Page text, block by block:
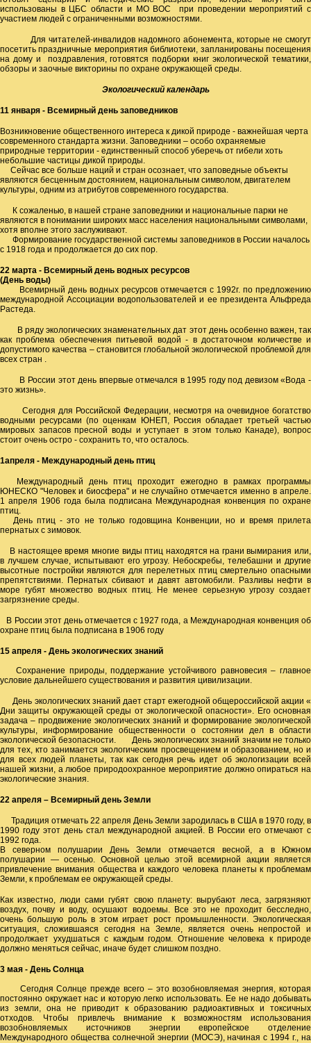
использованы в ЦБС области и МО ВОС при проведении мероприятий с
участием людей с ограниченными возможностями.
Для читателей-инвалидов надомного абонемента, которые не смогут
посетить праздничные мероприятия библиотеки, запланированы посещения
на дому и поздравления, готовятся подборки книг экологической тематики,
обзоры и заочные викторины по охране окружающей среды.
Экологический календарь
11 января - Всемирный день заповедников
Возникновение общественного интереса к дикой природе - важнейшая черта
современного стандарта жизни. Заповедники – особо охраняемые
природные территории - единственный способ уберечь от гибели хоть
небольшие частицы дикой природы.
Сейчас все больше наций и стран осознает, что заповедные объекты
являются бесценным достоянием, национальным символом, двигателем
культуры, одним из атрибутов современного государства.
К сожаленью, в нашей стране заповедники и национальные парки не
являются в понимании широких масс населения национальными символами,
хотя вполне этого заслуживают.
Формирование государственной системы заповедников в России началось
с 1918 года и продолжается до сих пор.
22 марта - Всемирный день водных ресурсов
(День воды)
Всемирный день водных ресурсов отмечается с 1992г. по предложению
международной Ассоциации водопользователей и ее президента Альфреда
Растеда.
В ряду экологических знаменательных дат этот день особенно важен, так
как проблема обеспечения питьевой водой - в достаточном количестве и
допустимого качества – становится глобальной экологической проблемой для
всех стран .
В России этот день впервые отмечался в 1995 году под девизом «Вода -
это жизнь».
Сегодня для Российской Федерации, несмотря на очевидное богатство
водными ресурсами (по оценкам ЮНЕП, Россия обладает третьей частью
мировых запасов пресной воды и уступает в этом только Канаде), вопрос
стоит очень остро - сохранить то, что осталось.
1апреля - Международный день птиц
Международный день птиц проходит ежегодно в рамках программы
ЮНЕСКО "Человек и биосфера" и не случайно отмечается именно в апреле.
1 апреля 1906 года была подписана Международная конвенция по охране
птиц.
День птиц - это не только годовщина Конвенции, но и время прилета
пернатых с зимовок.
В настоящее время многие виды птиц находятся на грани вымирания или,
в лучшем случае, испытывают его угрозу. Небоскребы, телебашни и другие
высотные постройки являются для перелетных птиц смертельно опасными
препятствиями. Пернатых сбивают и давят автомобили. Разливы нефти в
море губят множество водных птиц. Не менее серьезную угрозу создает
загрязнение среды.
В России этот день отмечается с 1927 года, а Международная конвенция об
охране птиц была подписана в 1906 году
15 апреля - День экологических знаний
Сохранение природы, поддержание устойчивого равновесия – главное
условие дальнейшего существования и развития цивилизации.
День экологических знаний дает старт ежегодной общероссийской акции «
Дни защиты окружающей среды от экологической опасности». Его основная
задача – продвижение экологических знаний и формирование экологической
культуры, информирование общественности о состоянии дел в области
экологической безопасности. День экологических знаний значим не только
для тех, кто занимается экологическим просвещением и образованием, но и
для всех людей планеты, так как сегодня речь идет об экологизации всей
нашей жизни, а любое природоохранное мероприятие должно опираться на
экологические знания.
22 апреля – Всемирный день Земли
Традиция отмечать 22 апреля День Земли зародилась в США в 1970 году, в
1990 году этот день стал международной акцией. В России его отмечают с
1992 года.
В северном полушарии День Земли отмечается весной, а в Южном
полушарии — осенью. Основной целью этой всемирной акции является
привлечение внимания общества и каждого человека планеты к проблемам
Земли, к проблемам ее окружающей среды.
Как известно, люди сами губят свою планету: вырубают леса, загрязняют
воздух, почву и воду, осушают водоемы. Все это не проходит бесследно,
очень большую роль в этом играет рост промышленности. Экологическая
ситуация, сложившаяся сегодня на Земле, является очень непростой и
продолжает ухудшаться с каждым годом. Отношение человека к природе
должно меняться сейчас, иначе будет слишком поздно.
3 мая - День Солнца
Сегодня Солнце прежде всего – это возобновляемая энергия, которая
постоянно окружает нас и которую легко использовать. Ее не надо добывать
из земли, она не приводит к образованию радиоактивных и токсичных
отходов. Чтобы привлечь внимание к возможностям использования
возобновляемых источников энергии европейское отделение
Международного общества солнечной энергии (МОСЭ), начиная с 1994 г., на